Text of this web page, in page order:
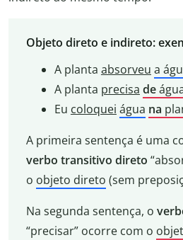
Objeto direto e indireto:
A planta absorveu a
A planta precisa de
Eu coloquei água na
A primeira sentença é uma
verbo transitivo direto
o objeto direto (sem
Na segunda sentença, o
“precisar” ocorre com o